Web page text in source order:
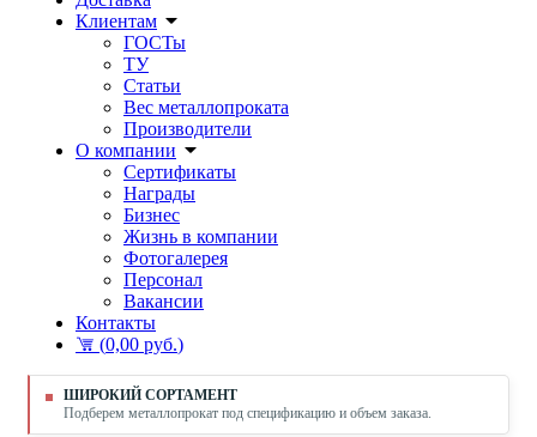
Клиентам
ГОСТы
ТУ
Статьи
Вес металлопроката
Производители
О компании
Сертификаты
Награды
Бизнес
Жизнь в компании
Фотогалерея
Персонал
Вакансии
Контакты
(0,00 руб.)
ШИРОКИЙ СОРТАМЕНТ
Подберем металлопрокат под спецификацию и объем заказа.